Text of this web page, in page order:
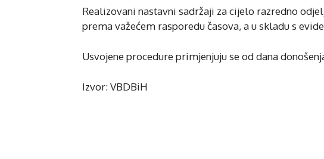
Realizovani nastavni sadržaji za cijelo razredno
prema važećem rasporedu časova, a u skladu s
Usvojene procedure primjenjuju se od dana
Izvor: VBDBiH